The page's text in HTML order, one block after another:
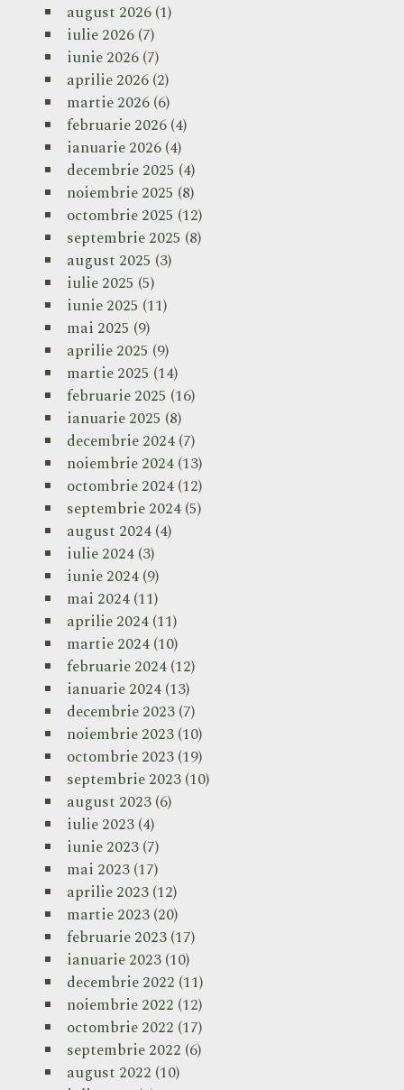
august 2026(1)
iulie 2026(7)
iunie 2026(7)
aprilie 2026(2)
martie 2026(6)
februarie 2026(4)
ianuarie 2026(4)
decembrie 2025 (4)
noiembrie 2025 (8)
octombrie 2025 (12)
septembrie 2025 (8)
august 2025 (3)
iulie 2025 (5)
iunie 2025 (11)
mai 2025 (9)
aprilie 2025 (9)
martie 2025 (14)
februarie 2025 (16)
ianuarie 2025 (8)
decembrie 2024(7)
noiembrie 2024(13)
octombrie 2024(12)
septembrie 2024(5)
august 2024(4)
iulie 2024(3)
iunie 2024(9)
mai 2024(11)
aprilie 2024(11)
martie 2024(10)
februarie 2024(12)
ianuarie 2024(13)
decembrie 2023(7)
noiembrie 2023(10)
octombrie 2023(19)
septembrie 2023(10)
august 2023(6)
iulie 2023(4)
iunie 2023(7)
mai 2023(17)
aprilie 2023(12)
martie 2023(20)
februarie 2023(17)
ianuarie 2023(10)
decembrie 2022 (11)
noiembrie 2022 (12)
octombrie 2022 (17)
septembrie 2022 (6)
august 2022 (10)